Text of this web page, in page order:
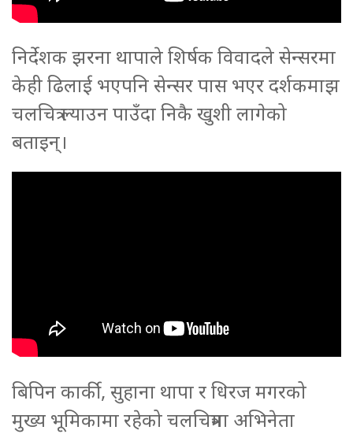
निर्देशक झरना थापाले शिर्षक विवादले सेन्सरमा
केही ढिलाई भएपनि सेन्सर पास भएर दर्शकमाझ
चलचित्र ल्याउन पाउँदा निकै खुशी लागेको
बताइन्।
बिपिन कार्की, सुहाना थापा र धिरज मगरको
मुख्य भूमिकामा रहेको चलचित्रमा अभिनेता